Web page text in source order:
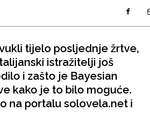
VELIKE PRIČE
PRETPLATA
SHOP
tijelo posljednje žrtve,
istražitelji još
i zašto je Bayesian
kako je to bilo moguće.
na portalu solovela.net i